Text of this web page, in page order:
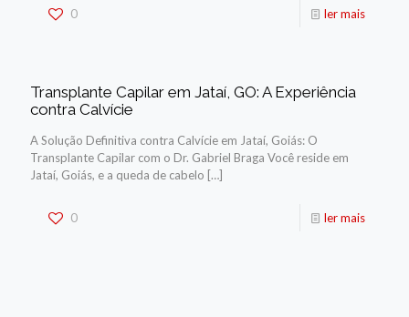
0 ler mais
Transplante Capilar em Jataí, GO: A Experiência
contra Calvície
A Solução Definitiva contra Calvície em Jataí, Goiás: O
Transplante Capilar com o Dr. Gabriel Braga Você reside em
Jataí, Goiás, e a queda de cabelo […]
0 ler mais